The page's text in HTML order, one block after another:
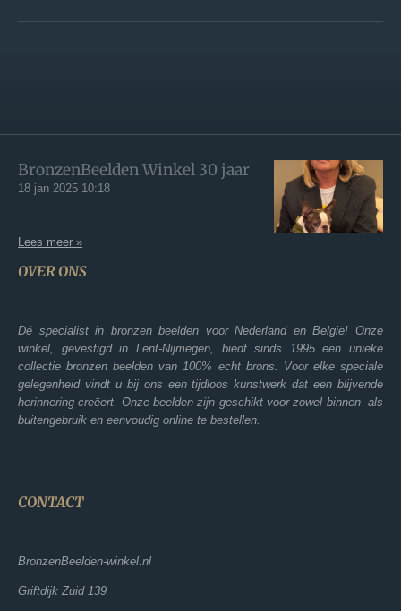
BronzenBeelden Winkel 30 jaar
18 jan 2025 10:18
Lees meer »
OVER ONS
Dé specialist in bronzen beelden voor Nederland en België! Onze
winkel, gevestigd in Lent-Nijmegen, biedt sinds 1995 een unieke
collectie bronzen beelden van 100% echt brons. Voor elke speciale
gelegenheid vindt u bij ons een tijdloos kunstwerk dat een blijvende
herinnering creëert. Onze beelden zijn geschikt voor zowel binnen- als
buitengebruik en eenvoudig online te bestellen.
CONTACT
BronzenBeelden-winkel.nl
Griftdijk Zuid 139